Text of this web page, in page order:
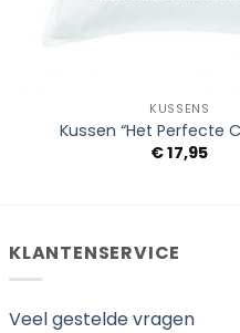
KUSSENS
Kussen “Het Perfecte
€17,95
KLANTENSERVICE
Veel gestelde vragen